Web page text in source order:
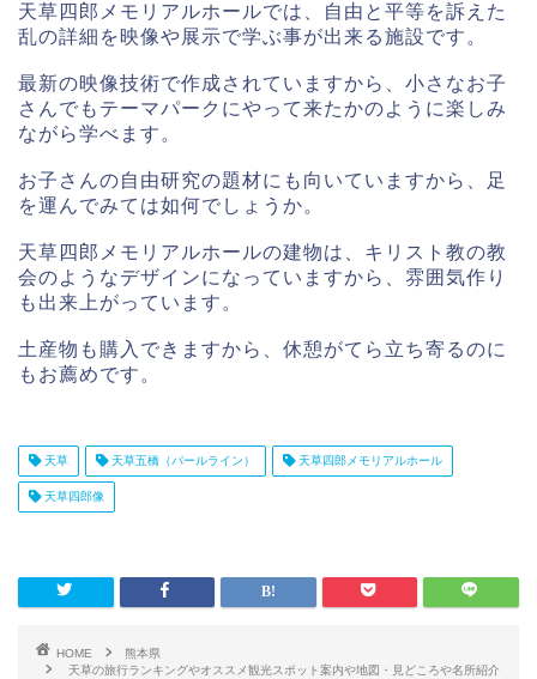
天草四郎メモリアルホールでは、自由と平等を訴えた
乱の詳細を映像や展示で学ぶ事が出来る施設です。
最新の映像技術で作成されていますから、小さなお子
さんでもテーマパークにやって来たかのように楽しみ
ながら学べます。
お子さんの自由研究の題材にも向いていますから、足
を運んでみては如何でしょうか。
天草四郎メモリアルホールの建物は、キリスト教の教
会のようなデザインになっていますから、雰囲気作り
も出来上がっています。
土産物も購入できますから、休憩がてら立ち寄るのに
もお薦めです。
天草 天草五橋（パールライン） 天草四郎メモリアルホール
天草四郎像
HOME
熊本県
天草の旅行ランキングやオススメ観光スポット案内や地図・見どころや名所紹介